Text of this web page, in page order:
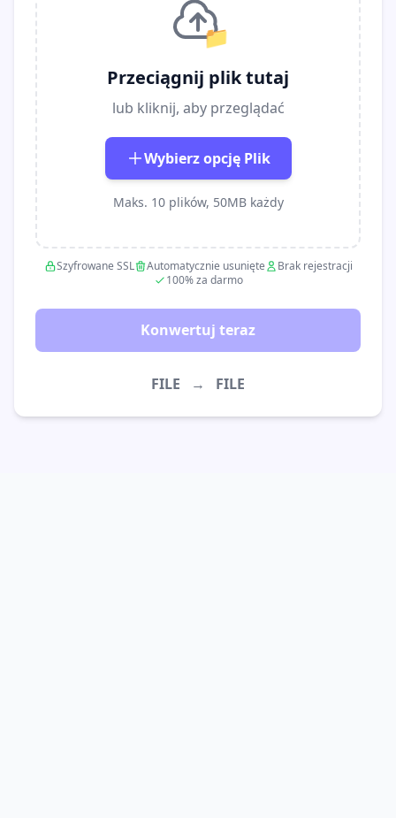
📁
Przeciągnij plik tutaj
lub kliknij, aby przeglądać
Wybierz opcję Plik
Maks. 10 plików, 50MB każdy
Szyfrowane SSL Automatycznie usunięte
Brak rejestracji
100% za darmo
Konwertuj teraz
FILE → FILE